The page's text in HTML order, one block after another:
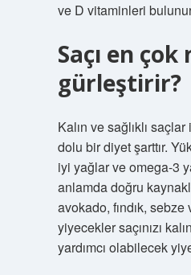
ve D vitaminleri
Saçı en çok
gürleştirir?
Kalın ve sağlıklı
dolu bir diyet şarttır.
iyi yağlar ve omega-3
anlamda doğru
avokado, fındık,
yiyecekler saçınızı
yardımcı olabilecek